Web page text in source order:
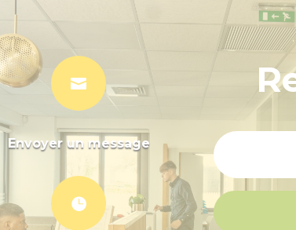

Envoyer un message
